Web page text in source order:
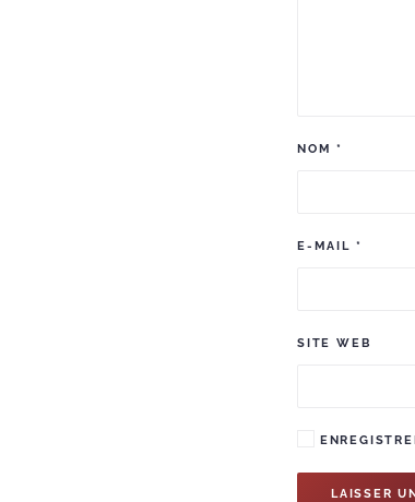
NOM*
E-MAIL *
SITE WEB
LAISSER